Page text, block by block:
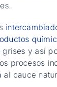
y así
procesos
al cauce